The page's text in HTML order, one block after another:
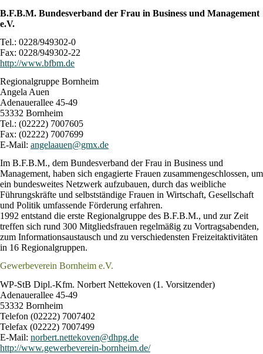
B.F.B.M. Bundesverband der Frau in Business und Management
e.V.
Tel.: 0228/949302-0
Fax: 0228/949302-22
http://www.bfbm.de
Regionalgruppe Bornheim
Angela Auen
Adenauerallee 45-49
53332 Bornheim
Tel.: (02222) 7007605
Fax: (02222) 7007699
E-Mail: angelaauen@gmx.de
Im B.F.B.M., dem Bundesverband der Frau in Business und
Management, haben sich engagierte Frauen zusammengeschlossen, um
ein bundesweites Netzwerk aufzubauen, durch das weibliche
Führungskräfte und selbstständige Frauen in Wirtschaft, Gesellschaft
und Politik umfassende Förderung erfahren.
1992 entstand die erste Regionalgruppe des B.F.B.M., und zur Zeit
treffen sich rund 300 Mitgliedsfrauen regelmäßig zu Vortragsabenden,
zum Informationsaustausch und zu verschiedensten Freizeitaktivitäten
in 16 Regionalgruppen.
Gewerbeverein Bornheim e.V.
WP-StB Dipl.-Kfm. Norbert Nettekoven (1. Vorsitzender)
Adenauerallee 45-49
53332 Bornheim
Telefon (02222) 7007402
Telefax (02222) 7007499
E-Mail: norbert.nettekoven@dhpg.de
http://www.gewerbeverein-bornheim.de/